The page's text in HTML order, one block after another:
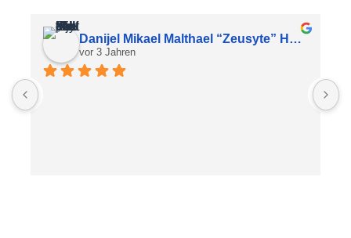
Danijel Mikael Malthael “Zeusyte” Hovenkamp
vor 3 Jahren